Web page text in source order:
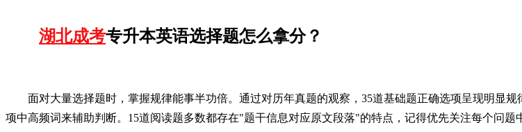
湖北成考专升本英语选择题怎么拿分？
面对大量选择题时，掌握规律能事半功倍。通过对历年真题的观察，35道基础题正确选项呈现明显
项中高频词来辅助判断。15道阅读题多数都存在"题干信息对应原文段落"的特点，记得优先关注每个问题